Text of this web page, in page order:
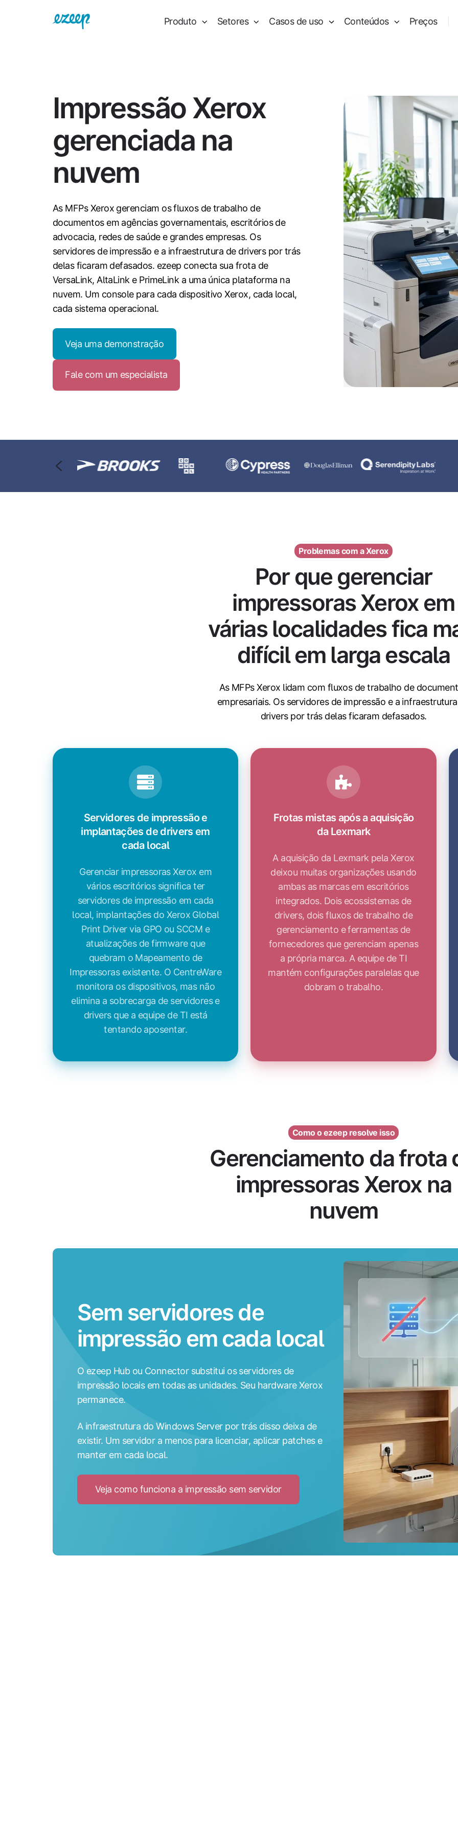
Produto Setores Casos de uso Conteúdos Preços
Impressão Xerox
gerenciada na
nuvem
As MFPs Xerox gerenciam os fluxos de trabalho de
documentos em agências governamentais, escritórios de
advocacia, redes de saúde e grandes empresas. Os
servidores de impressão e a infraestrutura de drivers por trás
delas ficaram defasados. ezeep conecta sua frota de
VersaLink, AltaLink e PrimeLink a uma única plataforma na
nuvem. Um console para cada dispositivo Xerox, cada local,
cada sistema operacional.
Veja uma demonstração
Fale com um especialista
Problemas com a Xerox
Por que gerenciar
impressoras Xerox em
várias localidades fica
difícil em larga escala
As MFPs Xerox lidam com fluxos de trabalho de
empresariais. Os servidores de impressão e a
drivers por trás delas ficaram defasados.
Servidores de impressão e
implantações de drivers em
cada local
Gerenciar impressoras Xerox em
vários escritórios significa ter
servidores de impressão em cada
local, implantações do Xerox Global
Print Driver via GPO ou SCCM e
atualizações de firmware que
quebram o Mapeamento de
Impressoras existente. O CentreWare
monitora os dispositivos, mas não
elimina a sobrecarga de servidores e
drivers que a equipe de TI está
tentando aposentar.
Frotas mistas após a aquisição
da Lexmark
A aquisição da Lexmark pela Xerox
deixou muitas organizações usando
ambas as marcas em escritórios
integrados. Dois ecossistemas de
drivers, dois fluxos de trabalho de
gerenciamento e ferramentas de
fornecedores que gerenciam apenas
a própria marca. A equipe de TI
mantém configurações paralelas que
dobram o trabalho.
Como o ezeep resolve isso
Gerenciamento da frota
impressoras Xerox na
nuvem
Sem servidores de
impressão em cada local
O ezeep Hub ou Connector substitui os servidores de
impressão locais em todas as unidades. Seu hardware Xerox
permanece.
A infraestrutura do Windows Server por trás disso deixa de
existir. Um servidor a menos para licenciar, aplicar patches e
manter em cada local.
Veja como funciona a impressão sem servidorClick
to
como